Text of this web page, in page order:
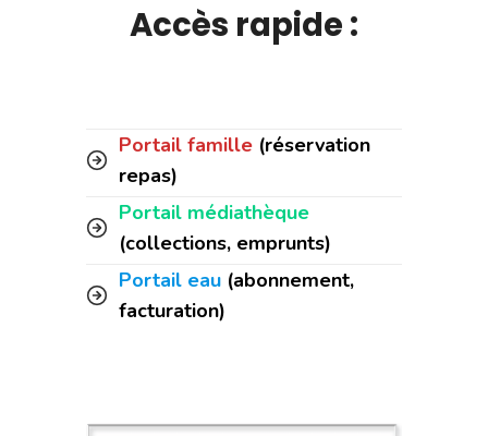
Accès rapide :
Portail famille (réservation
repas)
Portail médiathèque
(collections, emprunts)
Portail eau (abonnement,
facturation)